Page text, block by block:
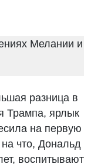
разница в
Трампа, ярлык
на первую
что, Дональд
воспитывают